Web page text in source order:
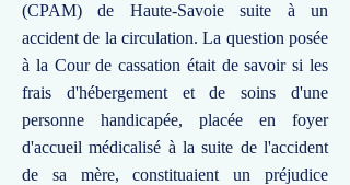
(CPAM) de Haute-Savoie suite à un
accident de la circulation. La question posée
à la Cour de cassation était de savoir si les
frais d'hébergement et de soins d'une
personne handicapée, placée en foyer
d'accueil médicalisé à la suite de l'accident
de sa mère, constituaient un préjudice